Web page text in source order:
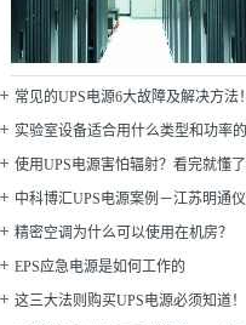
常见的UPS电源6大故障及解决方法
实验室设备适合用什么类型和功率
使用UPS电源害怕辐射？看完就懂了
中科博汇UPS电源案例－江苏明通
精密空调为什么可以使用在机房？
EPS应急电源是如何工作的
这三大法则购买UPS电源必须知道！